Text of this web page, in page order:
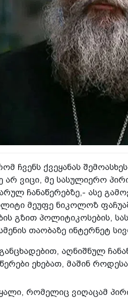
ჩვენს ქვეყანას
არ ვიცი, მე სასულიერო
ჩანაწერებზე,- ასე
მეუფე ნიკოლოზ
გზით პოლიტიკოსების,
თაობაზე ინტერნეტ
აღნიშნულ
ეხებათ, მაშინ
რომელიც ვიღაცამ